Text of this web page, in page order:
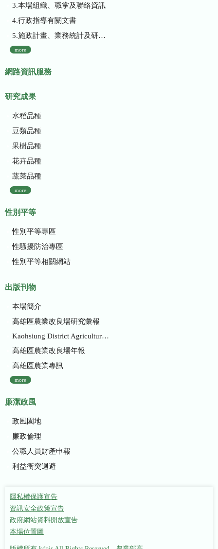
3.本場組織、職掌及聯絡資訊
4.行政指導有關文書
5.施政計畫、業務統計及研究報告
more
網路資訊服務
研究成果
水稻品種
豆類品種
果樹品種
花卉品種
蔬菜品種
more
性別平等
性別平等專區
性騷擾防治專區
性別平等相關網站
出版刊物
本場簡介
高雄區農業改良場研究彙報
Kaohsiung District Agricultural Research and Extension Station
高雄區農業改良場年報
高雄區農業專訊
more
廉潔政風
政風園地
廉政倫理
公職人員財產申報
利益衝突迴避
隱私權保護宣告
資訊安全政策宣告
政府網站資料開放宣告
本場位置圖